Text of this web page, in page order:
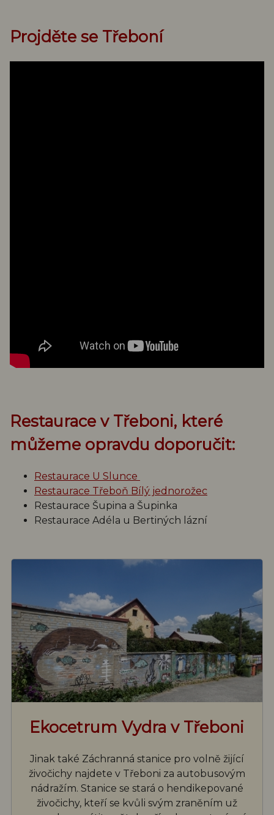
Projděte se Třeboní
Restaurace v Třeboni, které
můžeme opravdu doporučit:
Restaurace U Slunce
Restaurace Třeboň Bílý jednorožec
Restaurace Šupina a Šupinka
Restaurace Adéla u Bertiných lázní
Ekocetrum Vydra v Třeboni
Jinak také Záchranná stanice pro volně žijící
živočichy najdete v Třeboni za autobusovým
nádražím. Stanice se stará o hendikepované
živočichy, kteří se kvůli svým zraněním už